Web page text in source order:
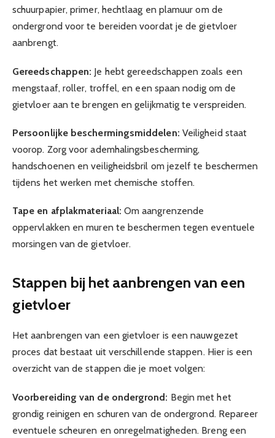
schuurpapier, primer, hechtlaag en plamuur om de
ondergrond voor te bereiden voordat je de gietvloer
aanbrengt.
Gereedschappen: Je hebt gereedschappen zoals een
mengstaaf, roller, troffel, en een spaan nodig om de
gietvloer aan te brengen en gelijkmatig te verspreiden.
Persoonlijke beschermingsmiddelen: Veiligheid staat
voorop. Zorg voor ademhalingsbescherming,
handschoenen en veiligheidsbril om jezelf te beschermen
tijdens het werken met chemische stoffen.
Tape en afplakmateriaal: Om aangrenzende
oppervlakken en muren te beschermen tegen eventuele
morsingen van de gietvloer.
Stappen bij het aanbrengen van een
gietvloer
Het aanbrengen van een gietvloer is een nauwgezet
proces dat bestaat uit verschillende stappen. Hier is een
overzicht van de stappen die je moet volgen:
Voorbereiding van de ondergrond: Begin met het
grondig reinigen en schuren van de ondergrond. Repareer
eventuele scheuren en onregelmatigheden. Breng een